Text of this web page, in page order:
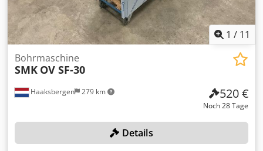
1 / 11
Haaksbergen 279 km
Bohrmaschine
SMK OV SF-30
520 €
Noch 28 Tage
Details